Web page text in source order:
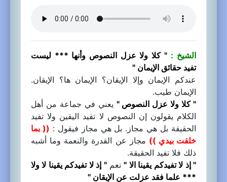
الشيخ : " كلا ولا عزل النصوص وأنها *** ليست
تفيد حقائق الإيمان "
عندكم الإيمان وإلا الإيقان؟ الإيمان ها؟ الإيقان.
الإيمان طيب.
" كلا ولا عزل النصوص " يعني في جماعة من أهل
الكلام يقولون إن النصوص لا تفيد اليقين ولا تفيد
الحقيقة بل هي مجاز. بل هي مجاز فيقول : (( بما
خلقت بيدي )) مجاز عن القدرة والنعمة وما أشبه
ذلك فلا تفيد الحقيقة.
" إذ لا تفيدكم يقينا الا "نعم" إذ لا تفيدكم يقينا لا ولا
*** علما فقد عزلت عن الإيقان "